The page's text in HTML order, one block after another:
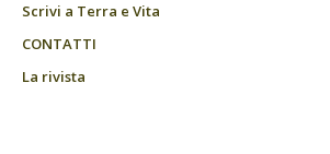
Scrivi a Terra e Vita
CONTATTI
La rivista